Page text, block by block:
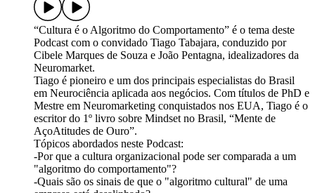
“Cultura é o Algoritmo do Comportamento” é o tema deste
Podcast com o convidado Tiago Tabajara, conduzido por
Cibele Marques de Souza e João Pentagna, idealizadores da
Neuromarket.
Tiago é pioneiro e um dos principais especialistas do Brasil
em Neurociência aplicada aos negócios. Com títulos de PhD e
Mestre em Neuromarketing conquistados nos EUA, Tiago é o
escritor do 1º livro sobre Mindset no Brasil, “Mente de
AçoAtitudes de Ouro”.
Tópicos abordados neste Podcast:
-Por que a cultura organizacional pode ser comparada a um
"algoritmo do comportamento"?
-Quais são os sinais de que o "algoritmo cultural" de uma